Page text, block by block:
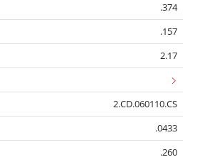
.374
.157
2.17
2.CD.060110.CS
.0433
.260